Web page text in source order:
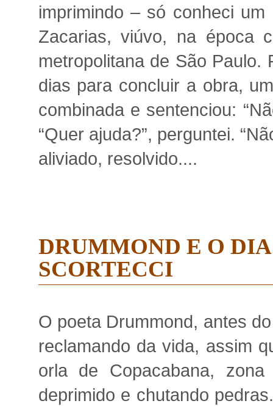
imprimindo – só conheci
Zacarias, viúvo, na época
metropolitana de São
dias para concluir a obra,
combinada e sentenciou:
“Quer ajuda?”, perguntei.
aliviado, resolvido....
DRUMMOND E O
SCORTECCI
O poeta Drummond, antes
reclamando da vida, assim
orla de Copacabana,
deprimido e chutando